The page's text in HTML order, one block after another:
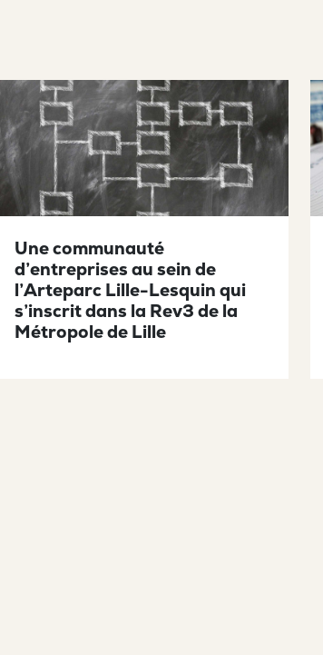
Une communauté
d’entreprises au sein de
l’Arteparc Lille-Lesquin qui
s’inscrit dans la Rev3 de la
Métropole de Lille